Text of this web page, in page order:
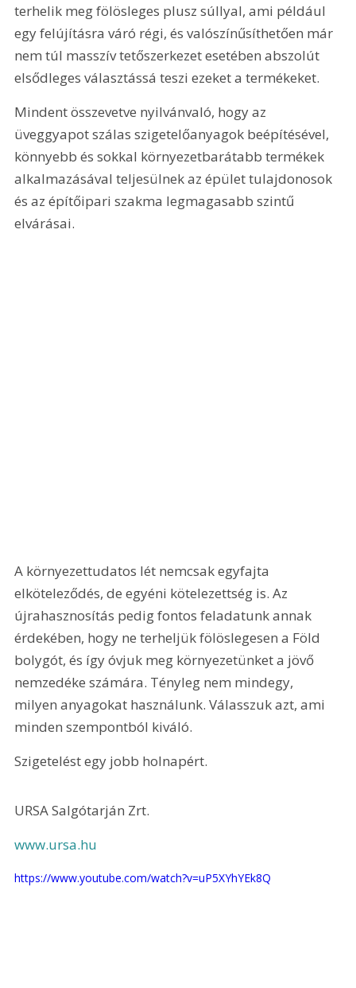
terhelik meg fölösleges plusz súllyal, ami például
egy felújításra váró régi, és valószínűsíthetően már
nem túl masszív tetőszerkezet esetében abszolút
elsődleges választássá teszi ezeket a termékeket.
Mindent összevetve nyilvánvaló, hogy az
üveggyapot szálas szigetelőanyagok beépítésével,
könnyebb és sokkal környezetbarátabb termékek
alkalmazásával teljesülnek az épület tulajdonosok
és az építőipari szakma legmagasabb szintű
elvárásai.
A környezettudatos lét nemcsak egyfajta
elköteleződés, de egyéni kötelezettség is. Az
újrahasznosítás pedig fontos feladatunk annak
érdekében, hogy ne terheljük fölöslegesen a Föld
bolygót, és így óvjuk meg környezetünket a jövő
nemzedéke számára. Tényleg nem mindegy,
milyen anyagokat használunk. Válasszuk azt, ami
minden szempontból kiváló.
Szigetelést egy jobb holnapért.
URSA Salgótarján Zrt.
www.ursa.hu
https://www.youtube.com/watch?v=uP5XYhYEk8Q